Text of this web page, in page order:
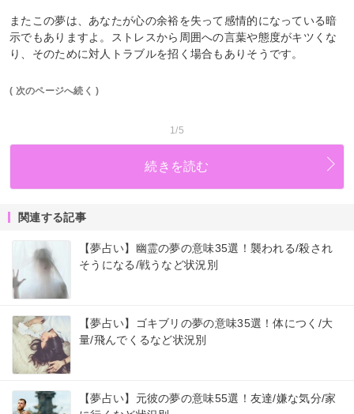
またこの夢は、あなたが心の余裕を失って感情的になっている暗
示でもありますよ。ストレスから周囲への言葉や態度がキツくな
り、そのために対人トラブルを招く場合もありそうです。
( 次のページへ続く )
1/5
続きを読む
関連する記事
【夢占い】幽霊の夢の意味35選！襲われる/殺され
そうになる/戦うなど状況別
【夢占い】ゴキブリの夢の意味35選！体につく/大
量/飛んでくるなど状況別
【夢占い】元彼の夢の意味55選！友達/嫌な気分/家